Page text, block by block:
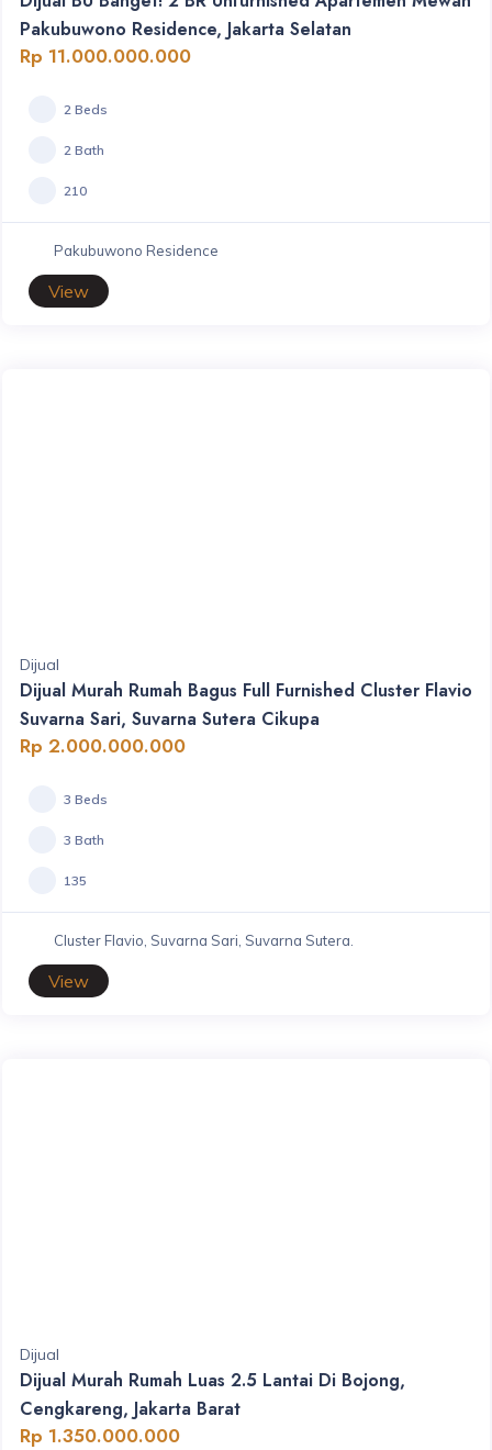
Pakubuwono Residence, Jakarta Selatan
Rp 11.000.000.000
2 Beds
2 Bath
210
Pakubuwono Residence
View
Dijual
Dijual Murah Rumah Bagus Full Furnished Cluster Flavio
Suvarna Sari, Suvarna Sutera Cikupa
Rp 2.000.000.000
3 Beds
3 Bath
135
Cluster Flavio, Suvarna Sari, Suvarna Sutera.
View
Dijual
Dijual Murah Rumah Luas 2.5 Lantai Di Bojong,
Cengkareng, Jakarta Barat
Rp 1.350.000.000